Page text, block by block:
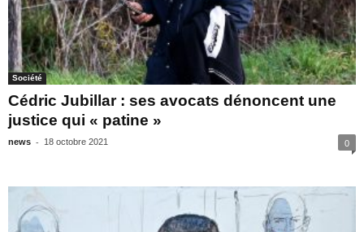
Société
Cédric Jubillar : ses avocats dénoncent une
justice qui « patine »
news - 18 octobre 2021 0